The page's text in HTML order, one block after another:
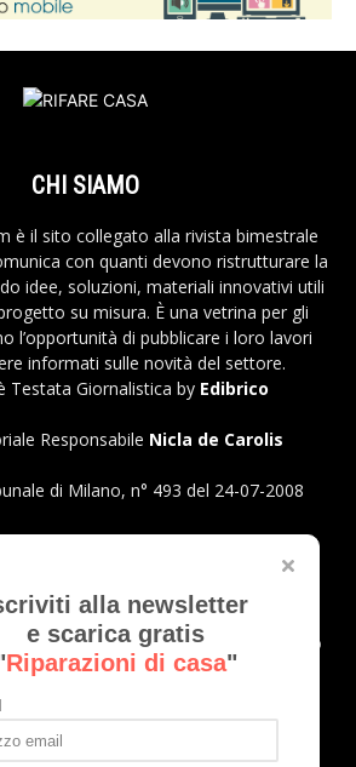
alla newsletter
e scarica gratis
Riparazioni di casa"
CHI SIAMO
è il sito collegato alla rivista bimestrale
con quanti devono ristrutturare la
idee, soluzioni, materiali innovativi utili
su misura. È una vetrina per gli
l’opportunità di pubblicare i loro lavori
informati sulle novità del settore.
Testata Giornalistica by Edibrico
Responsabile Nicla de Carolis
di Milano, n° 493 del 24-07-2008
Caldara, 44 - 20122 Milano P.iva
Privacy Policy
prodotti Amazon; in qualità di Affiliato
un guadagno dagli acquisti idonei.
SEGUICI